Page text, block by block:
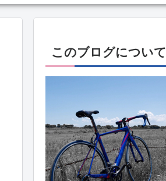
このブログについて